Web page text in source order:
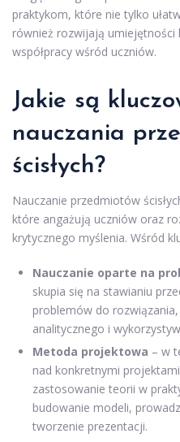
praktykom, które nie tylko
również rozwijają umiejętności
współpracy wśród uczniów.
Jakie są
nauczania
ścisłych?
Nauczanie przedmiotów
które angażują uczniów oraz
krytycznego myślenia. Wśród
Nauczanie oparte na
skupia się na stawianiu
problemów do
analitycznego i
Metoda projektowa – w
nad konkretnymi
zastosowanie teorii w
budowanie modeli,
tworzenie prezentacji.